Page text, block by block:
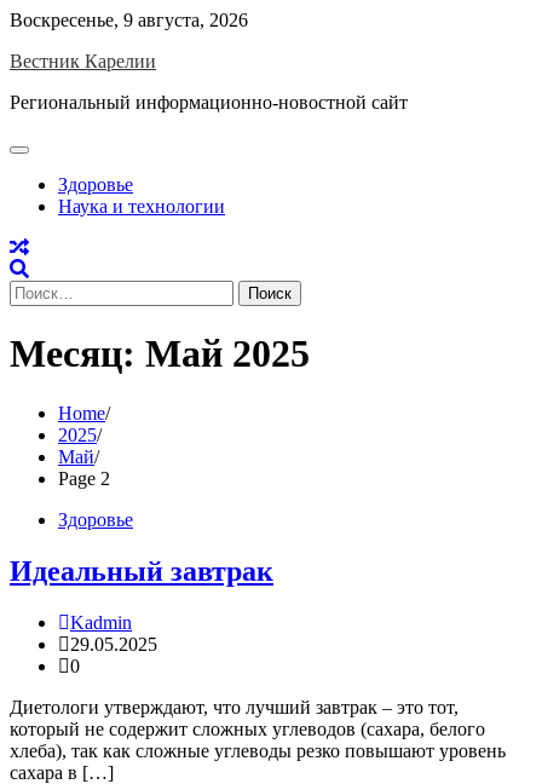
Skip
content
Воскресенье, 9 августа, 2026
Вестник Карелии
Региональный информационно-новостной сайт
Здоровье
Наука и технологии
Найти:
Месяц: Май 2025
Home
2025
Май
Page 2
Здоровье
Идеальный завтрак
Kadmin
29.05.2025
0
Диетологи утверждают, что лучший завтрак – это тот,
который не содержит сложных углеводов (сахара, белого
хлеба), так как сложные углеводы резко повышают уровень
сахара в […]